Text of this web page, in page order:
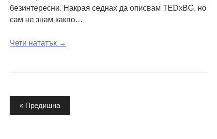
безинтересни. Накрая седнах да описвам TEDxBG, но
сам не знам какво…
Чети нататък →
Разделяне
на
« Предишна